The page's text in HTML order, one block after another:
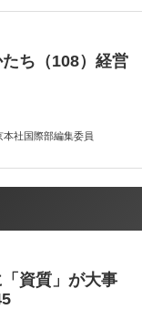
ち（108）経営
社国際部編集委員
資質」が大事